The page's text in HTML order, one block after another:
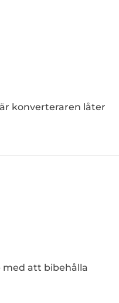
konverteraren låter
att bibehålla